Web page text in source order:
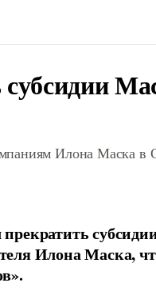
Илона Маска
Илона Маска,